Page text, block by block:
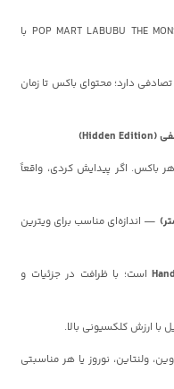
با
دارد؛ محتوای باکس تا زمان
باکس. اگر پیدایش کردی، واقعاً
— اندازه‌ای مناسب برای ویترین
است؛ با ظرافت در جزئیات و
با ارزش کلکسیونی بالا.
ولنتاین، نوروز یا هر مناسبتی